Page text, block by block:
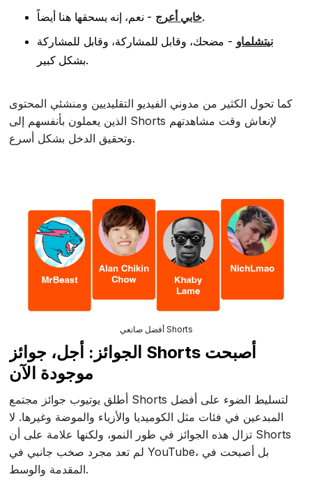
خابي أعرج- نعم، إنه يسحقها هنا أيضاً.
نيتشلماو - مضحك، وقابل للمشاركة، وقابل للمشاركة
بشكل كبير.
كما تحول الكثير من مدوني الفيديو التقليديين ومنشئي المحتوى
الذين يعملون بأنفسهم إلى Shorts لإنعاش وقت مشاهدتهم
وتحقيق الدخل بشكل أسرع.
أفضل صانعي Shorts
الجوائز: أجل، جوائز Shorts أصبحت
موجودة الآن
أطلق يوتيوب جوائز مجتمع Shorts لتسليط الضوء على أفضل
المبدعين في فئات مثل الكوميديا والأزياء والموضة وغيرها. لا
تزال هذه الجوائز في طور النمو، ولكنها علامة على أن Shorts
لم تعد مجرد صخب جانبي في YouTube، بل أصبحت في
المقدمة والوسط.